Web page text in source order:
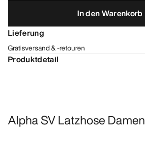
In den Warenkorb
Lieferung
Gratisversand & -retouren
Produktdetail
Alpha SV Latzhose Damen